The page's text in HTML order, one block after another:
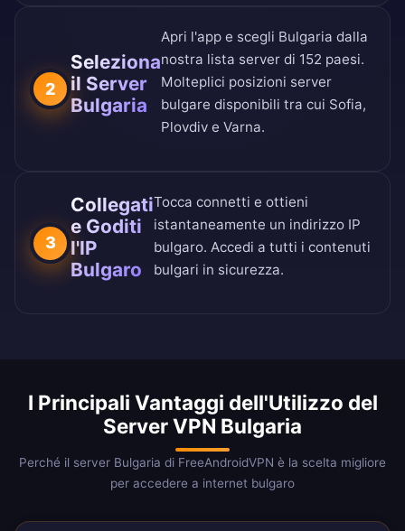
2
Seleziona
il Server
Bulgaria
Apri l'app e scegli Bulgaria dalla
nostra lista server di 152 paesi.
Molteplici posizioni server
bulgare disponibili tra cui Sofia,
Plovdiv e Varna.
3
Collegati
e Goditi
l'IP
Bulgaro
Tocca connetti e ottieni
istantaneamente un indirizzo IP
bulgaro. Accedi a tutti i contenuti
bulgari in sicurezza.
I Principali Vantaggi dell'Utilizzo del
Server VPN Bulgaria
Perché il server Bulgaria di FreeAndroidVPN è la scelta migliore
per accedere a internet bulgaro